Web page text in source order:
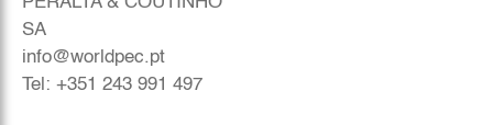
SA
info@worldpec.pt
Tel: +351 243 991 497